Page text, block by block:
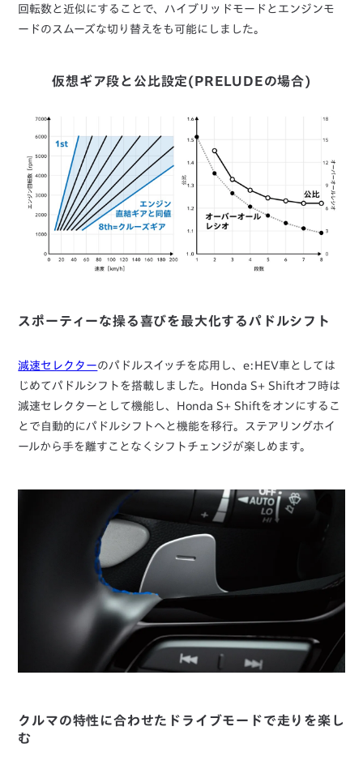
回転数と近似にすることで、ハイブリッドモードとエンジンモ
ードのスムーズな切り替えをも可能にしました。
仮想ギア段と公比設定(PRELUDEの場合)
スポーティーな操る喜びを最大化するパドルシフト
減速セレクターのパドルスイッチを応用し、e:HEV車としては
じめてパドルシフトを搭載しました。Honda S+ Shiftオフ時は
減速セレクターとして機能し、Honda S+ Shiftをオンにするこ
とで自動的にパドルシフトへと機能を移行。ステアリングホイ
ールから手を離すことなくシフトチェンジが楽しめます。
クルマの特性に合わせたドライブモードで走りを楽し
む